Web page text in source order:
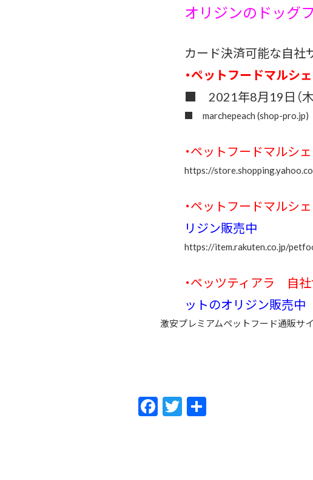
オリジンのドッグ
カード決済可能な自社
・ペットフードマル
■ 2021年8月19日（木
■ marchepeach (shop-pro.jp)
・ペットフードマル
https://
・ペットフードマル
リジン販売中
https://item.rakuten.co.jp/
・ペッツティアラ 自
ットのオリジン販売中
激安プレミアムペットフード通販サ
F
ac
T
w